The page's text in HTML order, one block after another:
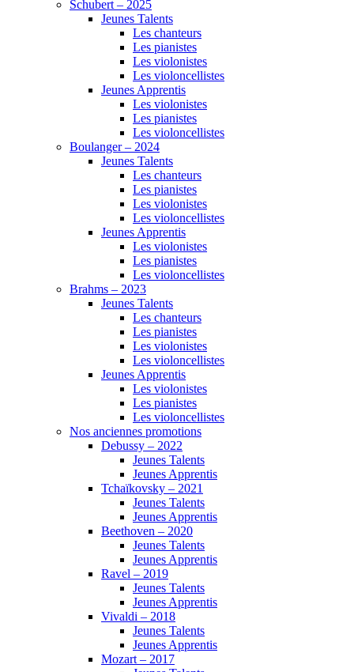
Schubert – 2025
Jeunes Talents
Les chanteurs
Les pianistes
Les violonistes
Les violoncellistes
Jeunes Apprentis
Les violonistes
Les pianistes
Les violoncellistes
Boulanger – 2024
Jeunes Talents
Les chanteurs
Les pianistes
Les violonistes
Les violoncellistes
Jeunes Apprentis
Les violonistes
Les pianistes
Les violoncellistes
Brahms – 2023
Jeunes Talents
Les chanteurs
Les pianistes
Les violonistes
Les violoncellistes
Jeunes Apprentis
Les violonistes
Les pianistes
Les violoncellistes
Nos anciennes promotions
Debussy – 2022
Jeunes Talents
Jeunes Apprentis
Tchaïkovsky – 2021
Jeunes Talents
Jeunes Apprentis
Beethoven – 2020
Jeunes Talents
Jeunes Apprentis
Ravel – 2019
Jeunes Talents
Jeunes Apprentis
Vivaldi – 2018
Jeunes Talents
Jeunes Apprentis
Mozart – 2017